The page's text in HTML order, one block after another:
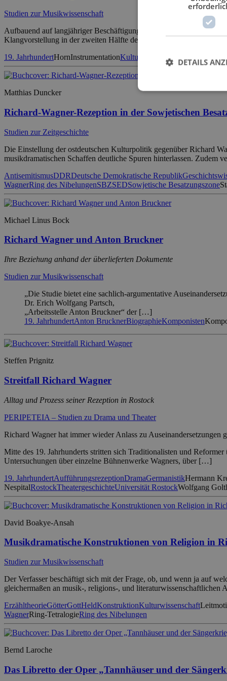
Studien zur Musikwissenschaft
Aufbauend auf langjähriger Beschäftigung mit dem Thema stellt
Klangvorstellung in der zweiten Hälfte des 19. Jahrhunderts
19. JahrhundertHornInstrumentationKulturwissenschaft
Matthias Duncker
Richard-Wagner-Rezeption in der Sowjetischen
Studien zur Zeitgeschichte
Die Einstellung der ostdeutschen Kulturpolitik gegenüber Richard
musikdramatischen Schaffen deutliche Spuren hinterlassen.
AntisemitismusDDRDeutsche Demokratische Republik
WagnerRing des NibelungenSBZSEDSowjetische Besatzungszone
Michael Linus Bock
Richard Wagner und Anton Bruckner
Ihre Beziehung anhand der überlieferten Dokumente
Studien zur Musikwissenschaft
„Die Studie bietet eine sachlich-argumentative
Dr. Erich Wolfgang Partsch,
„Arbeitsstelle Anton Bruckner“ der […]
19. JahrhundertAnton BrucknerBiographieKomponisten
Steffen Prignitz
Streitfall Richard Wagner
Alltag und Prozess seiner Rezeption in Rostock
PERIPETEIA – Studien zu Drama und Theater
Richard Wagner hat immer wieder Anlass zu Auseinandersetzungen
Mitte des 19. Jahrhunderts stritten sich Traditionalisten und
Untersuchungen über einzelne Bühnenwerke Wagners, über […]
19. JahrhundertAufführungsrezeptionDramaGermanistikHermann
NespitalRostockTheatergeschichteUniversität RostockWolfgang
David Boakye-Ansah
Musikdramatische Konstruktionen von Religion in
Studien zur Musikwissenschaft
Der Verfasser beschäftigt sich mit der Frage, ob, und wenn ja auf
gleichermaßen an musik-, religions-, und
ErzähltheorieGötterGottHeldKonstruktionKulturwissenschaft
WagnerRing-TetralogieRing des Nibelungen
Bernd Laroche
Das Libretto der Oper „Tannhäuser und der
DETAILS